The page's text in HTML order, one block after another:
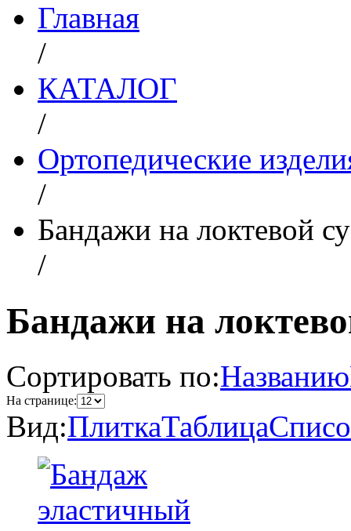
Главная
/
КАТАЛОГ
/
Ортопедические
/
Бандажи на локтевой
/
Бандажи на
Сортировать по:Названию
На странице:
Вид:ПлиткаТаблица